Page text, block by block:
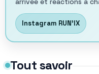
Instagram RUN'IX
Tout savoir